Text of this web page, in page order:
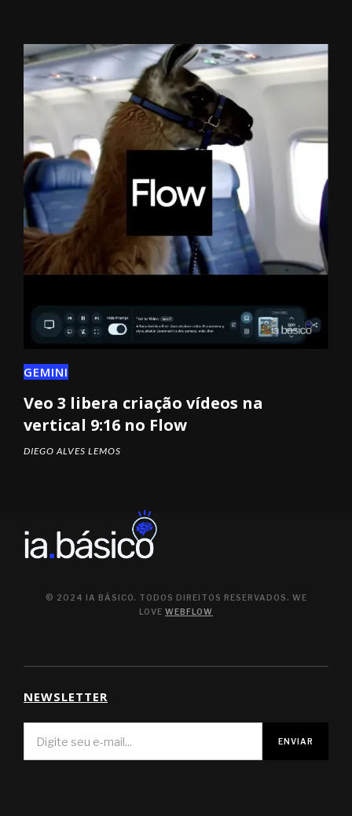
GEMINI
Veo 3 libera criação vídeos na
vertical 9:16 no Flow
DIEGO ALVES LEMOS
© 2024 IA BÁSICO. TODOS DIREITOS RESERVADOS. WE
LOVE WEBFLOW
NEWSLETTER